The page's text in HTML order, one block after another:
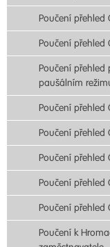
Poučení přehled
Poučení přehled
Poučení přehled
paušálním
Poučení přehled
Poučení přehled
Poučení přehled
Poučení přehled
Poučení přehled
Poučení k